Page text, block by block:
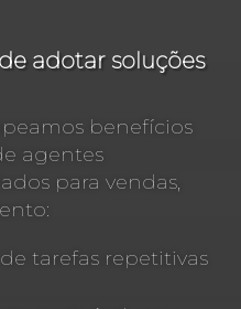
adotar soluções
benefícios
agentes
para vendas,
tarefas repetitivas